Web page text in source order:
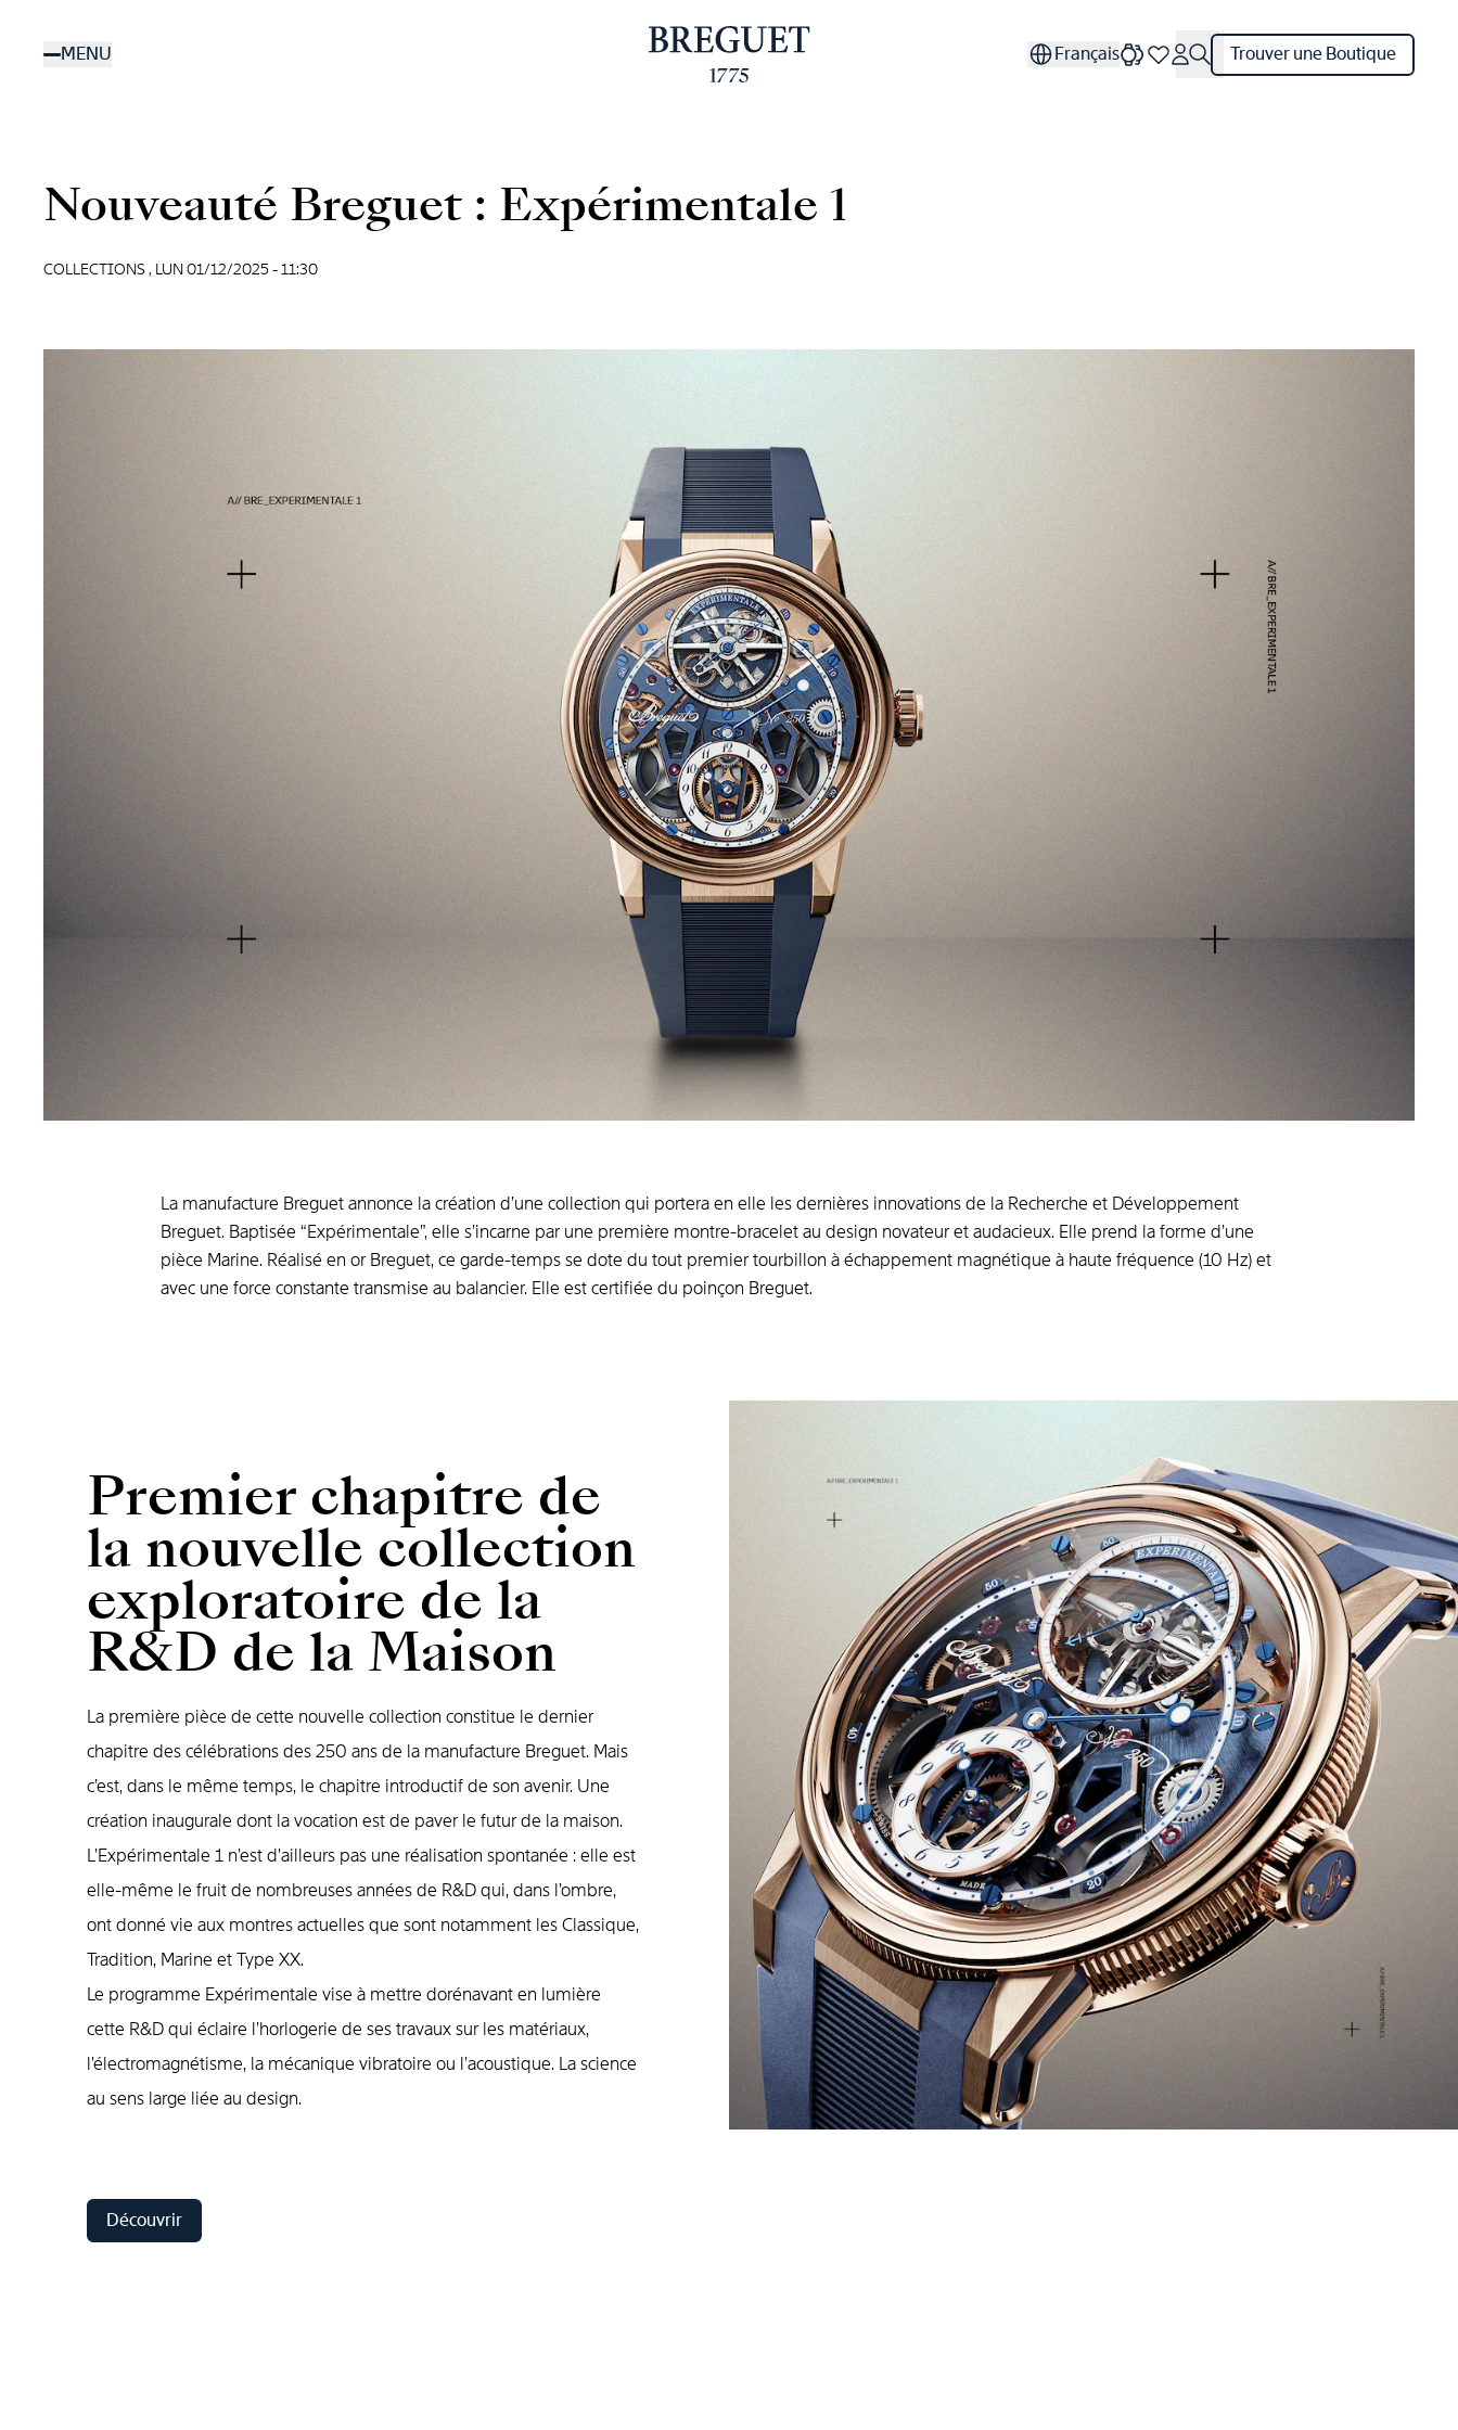
MENU Français Trouver une Boutique
Nouveauté Breguet : Expérimentale 1
COLLECTIONS , LUN 01/12/2025 - 11:30
La manufacture Breguet annonce la création d’une collection qui portera en elle les dernières innovations de la Recherche et Développement
Breguet. Baptisée “Expérimentale”, elle s’incarne par une première montre-bracelet au design novateur et audacieux. Elle prend la forme d’une
pièce Marine. Réalisé en or Breguet, ce garde-temps se dote du tout premier tourbillon à échappement magnétique à haute fréquence (10 Hz) et
avec une force constante transmise au balancier. Elle est certifiée du poinçon Breguet.
Premier chapitre de
la nouvelle collection
exploratoire de la
R&D de la Maison
La première pièce de cette nouvelle collection constitue le dernier
chapitre des célébrations des 250 ans de la manufacture Breguet. Mais
c’est, dans le même temps, le chapitre introductif de son avenir. Une
création inaugurale dont la vocation est de paver le futur de la maison.
L’Expérimentale 1 n’est d’ailleurs pas une réalisation spontanée : elle est
elle-même le fruit de nombreuses années de R&D qui, dans l’ombre,
ont donné vie aux montres actuelles que sont notamment les Classique,
Tradition, Marine et Type XX.
Le programme Expérimentale vise à mettre dorénavant en lumière
cette R&D qui éclaire l’horlogerie de ses travaux sur les maté­riaux,
l’électromagnétisme, la mécanique vibra­toire ou l’acoustique. La science
au sens large liée au design.
Découvrir